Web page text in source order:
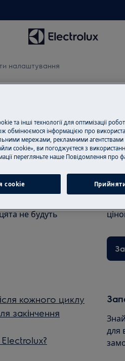
налаштування
циклу, а потім
можуть бути
налаштування
не будуть
кожного циклу
закінчення
для
та інші технології для оптимізації
обмінюємося інформацією про
мережами, рекламними агентствами
cookie», ви погоджуєтеся з
перегляньте наше Пoвідомлення прo
cookie